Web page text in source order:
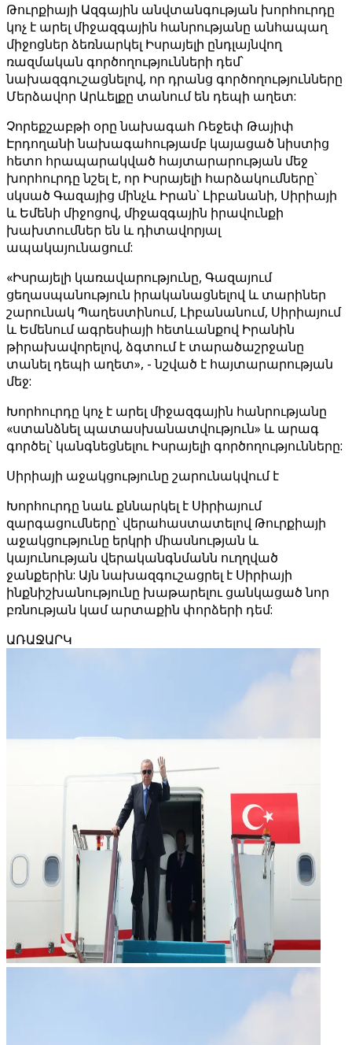
Թուրքիայի Ազգային անվտանգության խորհուրդը
կոչ է արել միջազգային հանրությանը անհապաղ
միջոցներ ձեռնարկել Իսրայելի ընդլայնվող
ռազմական գործողությունների դեմ՝
նախազգուշացնելով, որ դրանց գործողությունները
Մերձավոր Արևելքը տանում են դեպի աղետ:
Չորեքշաբթի օրը նախագահ Ռեջեփ Թայիփ
Էրդողանի նախագահությամբ կայացած նիստից
հետո հրապարակված հայտարարության մեջ
խորհուրդը նշել է, որ Իսրայելի հարձակումները՝
սկսած Գազայից մինչև Իրան՝ Լիբանանի, Սիրիայի
և Եմենի միջոցով, միջազգային իրավունքի
խախտումներ են և դիտավորյալ
ապակայունացում:
«Իսրայելի կառավարությունը, Գազայում
ցեղասպանություն իրականացնելով և տարիներ
շարունակ Պաղեստինում, Լիբանանում, Սիրիայում
և Եմենում ագրեսիայի հետևանքով Իրանին
թիրախավորելով, ձգտում է տարածաշրջանը
տանել դեպի աղետ», - նշված է հայտարարության
մեջ:
Խորհուրդը կոչ է արել միջազգային հանրությանը
«ստանձնել պատասխանատվություն» և արագ
գործել՝ կանգնեցնելու Իսրայելի գործողությունները:
Սիրիայի աջակցությունը շարունակվում է
Խորհուրդը նաև քննարկել է Սիրիայում
զարգացումները՝ վերահաստատելով Թուրքիայի
աջակցությունը երկրի միասնության և
կայունության վերականգնմանն ուղղված
ջանքերին: Այն նախազգուշացրել է Սիրիայի
ինքնիշխանությունը խաթարելու ցանկացած նոր
բռնության կամ արտաքին փորձերի դեմ:
ԱՌԱՋԱՐԿ